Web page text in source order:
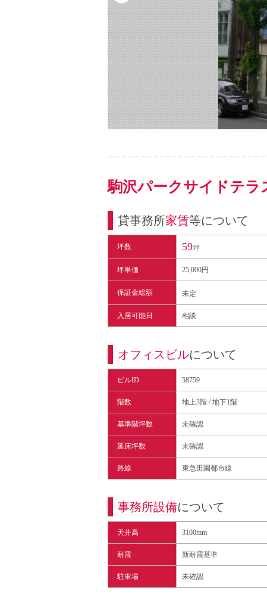
駒沢パークサイドテラ
貸事務所家賃等について
坪数 59坪
坪単価 25,000円
保証金総額 未定
入居可能日 相談
オフィスビルについて
ビルID 58759
階数 地上3階 / 地下1階
基準階坪数 未確認
延床坪数 未確認
路線 東急田園都市線
事務所設備について
天井高 3100mm
耐震 新耐震基準
駐車場 未確認